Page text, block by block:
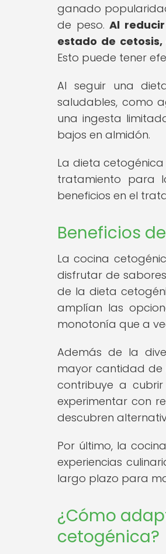
ganado
de peso.Al
estado de
Esto puede tener
Al seguir una
saludables, como
una ingesta
bajos en almidón.
La dieta
tratamiento para
beneficios en el
Beneficios
La cocina
disfrutar de
de la dieta
amplían las
monotonía que a
Además de la
mayor cantidad de
contribuye a cubrir
experimentar con
descubren
Por último, la
experiencias
largo plazo para
¿Cómo
cetogénica?